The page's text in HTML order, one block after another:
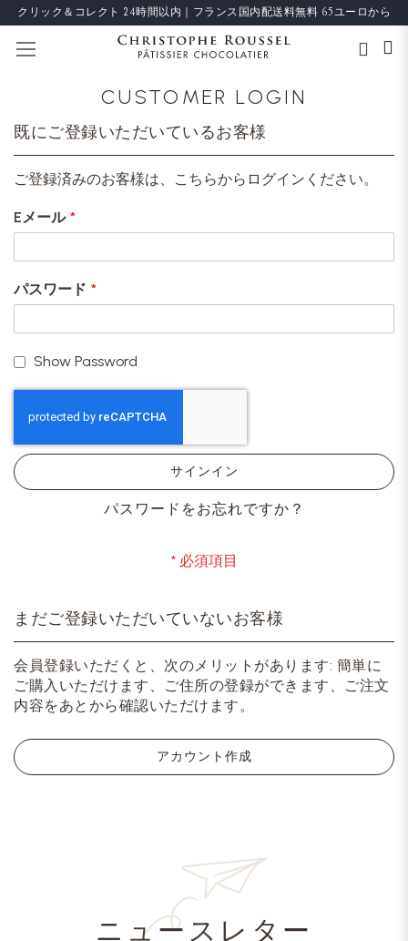
クリック＆コレクト 24時間以内｜フランス国内配送料無料 65ユーロから
CUSTOMER LOGIN
既にご登録いただいているお客様
ご登録済みのお客様は、こちらからログインください。
Eメール
パスワード
Show Password
サインイン
パスワードをお忘れですか？
まだご登録いただいていないお客様
会員登録いただくと、次のメリットがあります: 簡単に
ご購入いただけます、ご住所の登録ができます、ご注文
内容をあとから確認いただけます。
アカウント作成
ニュースレター